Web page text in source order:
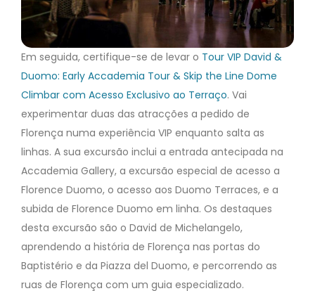
Em seguida, certifique-se de levar o Tour VIP David &
Duomo: Early Accademia Tour & Skip the Line Dome
Climbar com Acesso Exclusivo ao Terraço. Vai
experimentar duas das atracções a pedido de
Florença numa experiência VIP enquanto salta as
linhas. A sua excursão inclui a entrada antecipada na
Accademia Gallery, a excursão especial de acesso a
Florence Duomo, o acesso aos Duomo Terraces, e a
subida de Florence Duomo em linha. Os destaques
desta excursão são o David de Michelangelo,
aprendendo a história de Florença nas portas do
Baptistério e da Piazza del Duomo, e percorrendo as
ruas de Florença com um guia especializado.